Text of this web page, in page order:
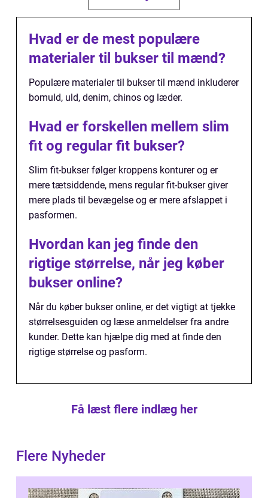
Hvad er de mest populære
materialer til bukser til mænd?
Populære materialer til bukser til mænd inkluderer
bomuld, uld, denim, chinos og læder.
Hvad er forskellen mellem slim
fit og regular fit bukser?
Slim fit-bukser følger kroppens konturer og er
mere tætsiddende, mens regular fit-bukser giver
mere plads til bevægelse og er mere afslappet i
pasformen.
Hvordan kan jeg finde den
rigtige størrelse, når jeg køber
bukser online?
Når du køber bukser online, er det vigtigt at tjekke
størrelsesguiden og læse anmeldelser fra andre
kunder. Dette kan hjælpe dig med at finde den
rigtige størrelse og pasform.
Få læst flere indlæg her
Flere Nyheder